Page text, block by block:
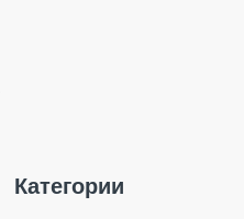
Категории